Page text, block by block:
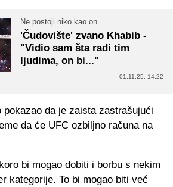
Ne postoji niko kao on
'Čudovište' zvano Khabib -
"Vidio sam šta radi tim
ljudima, on bi..."
01.11.25. 14:22
pokazao da je zaista zastrašujući
da će UFC ozbiljno računa na
bi mogao dobiti i borbu s nekim
kategorije. To bi mogao biti već